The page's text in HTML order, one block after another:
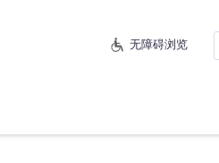
无障碍浏览